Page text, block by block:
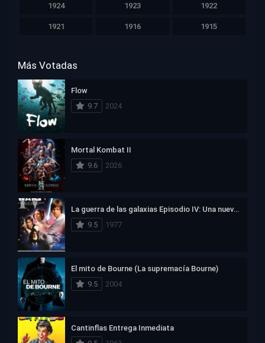
1924 1923 1922
1921 1916 1915
Más Votadas
Flow
9.7
2024
Mortal Kombat II
9.6
2026
La guerra de las galaxias Episodio IV: Una nueva esperanza
9.5
1977
El mito de Bourne (La supremacía Bourne)
9.5
2004
Cantinflas Entrega Inmediata